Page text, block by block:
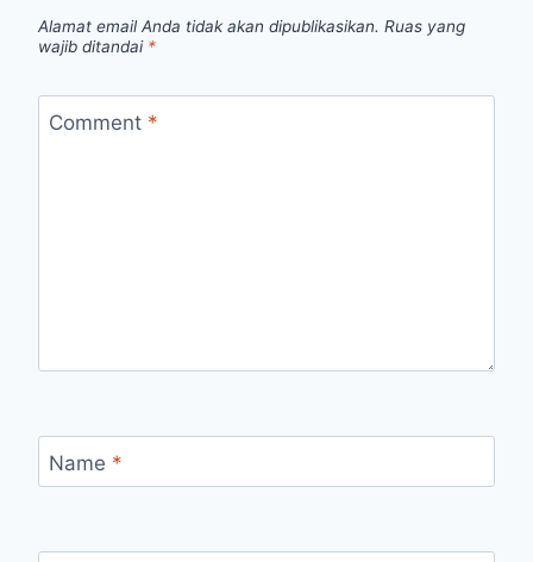
Alamat email Anda tidak akan dipublikasikan. Ruas yang
wajib ditandai *
Comment *
Name *